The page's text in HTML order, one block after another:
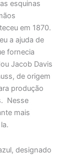
esquinas
em 1870.
a ajuda de
fornecia
Jacob Davis
de origem
produção
Nesse
mais
designado